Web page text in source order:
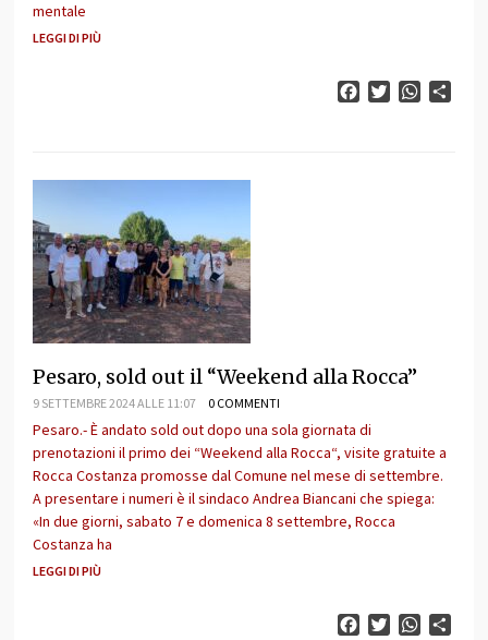
mentale
LEGGI DI PIÙ
FacebookTwitter
Pesaro, sold out il “Weekend alla Rocca”
9 SETTEMBRE 2024 ALLE 11:07 0 COMMENTI
Pesaro.- È andato sold out dopo una sola giornata di
prenotazioni il primo dei “Weekend alla Rocca“, visite gratuite a
Rocca Costanza promosse dal Comune nel mese di settembre.
A presentare i numeri è il sindaco Andrea Biancani che spiega:
«In due giorni, sabato 7 e domenica 8 settembre, Rocca
Costanza ha
LEGGI DI PIÙ
FacebookTwitter